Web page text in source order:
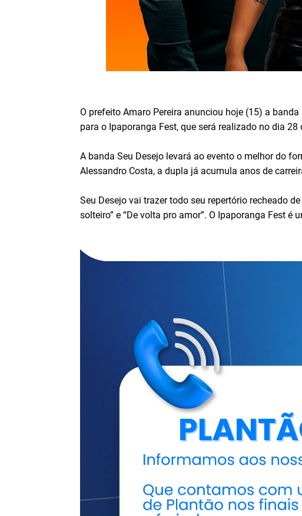
O prefeito Amaro Pereira anunciou hoje (15) a
para o Ipaporanga Fest, que será realizado no dia 28
A banda Seu Desejo levará ao evento o melhor do
Alessandro Costa, a dupla já acumula anos de
Seu Desejo vai trazer todo seu repertório recheado
solteiro” e “De volta pro amor”. O Ipaporanga Fest